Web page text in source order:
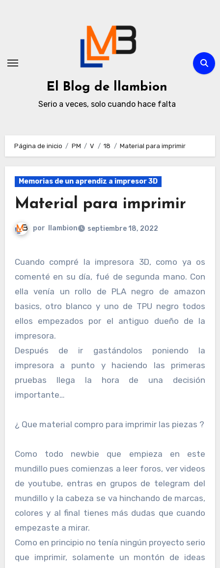
El Blog de llambion
Serio a veces, solo cuando hace falta
Página de inicio PM V 18 Material para imprimir
Memorias de un aprendiz a impresor 3D
Material para imprimir
por llambion septiembre 18, 2022
Cuando compré la impresora 3D, como ya os
comenté en su día, fué de segunda mano. Con
ella venía un rollo de PLA negro de amazon
basics, otro blanco y uno de TPU negro todos
ellos empezados por el antiguo dueño de la
impresora.
Después de ir gastándolos poniendo la
impresora a punto y haciendo las primeras
pruebas llega la hora de una decisión
importante…
¿ Que material compro para imprimir las piezas ?
Como todo newbie que empieza en este
mundillo pues comienzas a leer foros, ver videos
de youtube, entras en grupos de telegram del
mundillo y la cabeza se va hinchando de marcas,
colores y al final tienes más dudas que cuando
empezaste a mirar.
Como en principio no tenía ningún proyecto serio
que imprimir, solamente un montón de ideas